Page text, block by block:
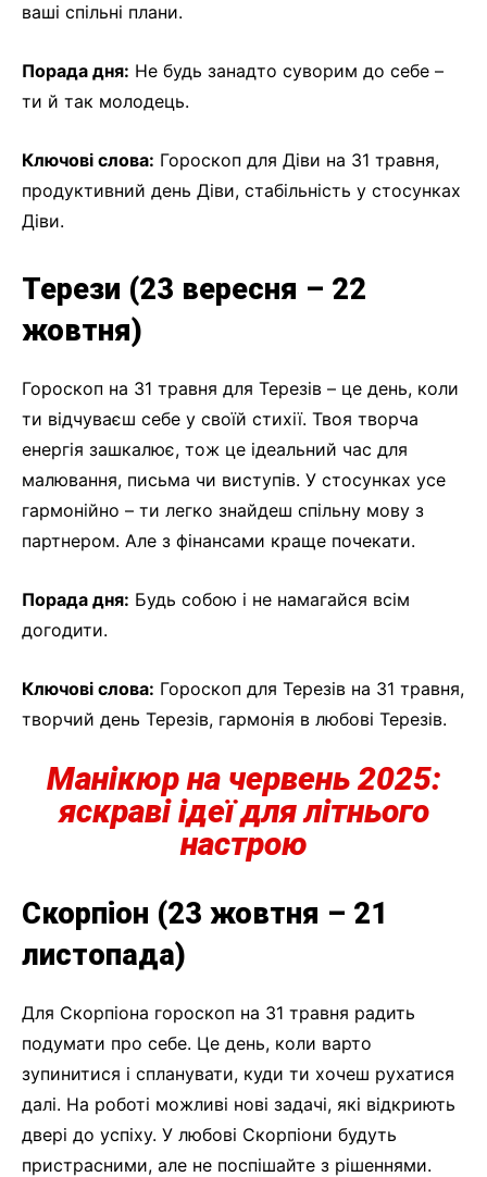
ваші спільні плани.
Порада дня: Не будь занадто суворим до себе –
ти й так молодець.
Ключові слова: Гороскоп для Діви на 31 травня,
продуктивний день Діви, стабільність у стосунках
Діви.
Терези (23 вересня – 22
жовтня)
Гороскоп на 31 травня для Терезів – це день, коли
ти відчуваєш себе у своїй стихії. Твоя творча
енергія зашкалює, тож це ідеальний час для
малювання, письма чи виступів. У стосунках усе
гармонійно – ти легко знайдеш спільну мову з
партнером. Але з фінансами краще почекати.
Порада дня: Будь собою і не намагайся всім
догодити.
Ключові слова: Гороскоп для Терезів на 31 травня,
творчий день Терезів, гармонія в любові Терезів.
Манікюр на червень 2025:
яскраві ідеї для літнього
настрою
Скорпіон (23 жовтня – 21
листопада)
Для Скорпіона гороскоп на 31 травня радить
подумати про себе. Це день, коли варто
зупинитися і спланувати, куди ти хочеш рухатися
далі. На роботі можливі нові задачі, які відкриють
двері до успіху. У любові Скорпіони будуть
пристрасними, але не поспішайте з рішеннями.